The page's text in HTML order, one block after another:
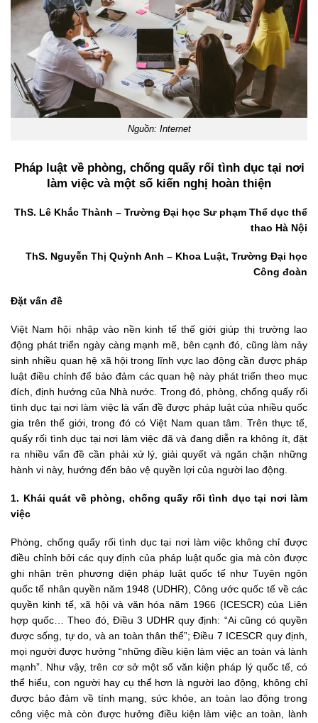
Nguồn: Internet
Pháp luật về phòng, chống quấy rối tình dục tại nơi
làm việc và một số kiến nghị hoàn thiện
ThS. Lê Khắc Thành – Trường Đại học Sư phạm Thể dục thể
thao Hà Nội
ThS. Nguyễn Thị Quỳnh Anh – Khoa Luật, Trường Đại học
Công đoàn
Đặt vấn đề
Việt Nam hội nhập vào nền kinh tế thế giới giúp thị trường lao
động phát triển ngày càng mạnh mẽ, bên cạnh đó, cũng làm nảy
sinh nhiều quan hệ xã hội trong lĩnh vực lao động cần được pháp
luật điều chỉnh để bảo đảm các quan hệ này phát triển theo mục
đích, định hướng của Nhà nước. Trong đó, phòng, chống quấy rối
tình dục tại nơi làm việc là vấn đề được pháp luật của nhiều quốc
gia trên thế giới, trong đó có Việt Nam quan tâm. Trên thực tế,
quấy rối tình dục tại nơi làm việc đã và đang diễn ra không ít, đặt
ra nhiều vấn đề cần phải xử lý, giải quyết và ngăn chặn những
hành vi này, hướng đến bảo vệ quyền lợi của người lao động.
1. Khái quát về phòng, chống quấy rối tình dục tại nơi làm
việc
Phòng, chống quấy rối tình dục tại nơi làm việc không chỉ được
điều chỉnh bởi các quy định của pháp luật quốc gia mà còn được
ghi nhận trên phương diện pháp luật quốc tế như Tuyên ngôn
quốc tế nhân quyền năm 1948 (UDHR), Công ước quốc tế về các
quyền kinh tế, xã hội và văn hóa năm 1966 (ICESCR) của Liên
hợp quốc… Theo đó, Điều 3 UDHR quy định: “Ai cũng có quyền
được sống, tự do, và an toàn thân thể”; Điều 7 ICESCR quy định,
mọi người được hưởng “những điều kiện làm việc an toàn và lành
mạnh”. Như vậy, trên cơ sở một số văn kiện pháp lý quốc tế, có
thể hiểu, con người hay cụ thể hơn là người lao động, không chỉ
được bảo đảm về tính mạng, sức khỏe, an toàn lao động trong
công việc mà còn được hưởng điều kiện làm việc an toàn, lành